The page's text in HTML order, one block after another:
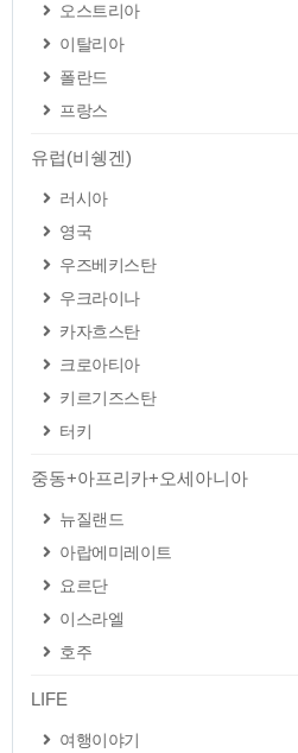
오스트리아
이탈리아
폴란드
프랑스
유럽(비쉥겐)
러시아
영국
우즈베키스탄
우크라이나
카자흐스탄
크로아티아
키르기즈스탄
터키
중동+아프리카+오세아니아
뉴질랜드
아랍에미레이트
요르단
이스라엘
호주
LIFE
여행이야기